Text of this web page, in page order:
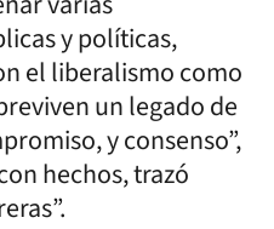
y políticas,
el liberalismo como
un legado de
y consenso”,
hechos, trazó